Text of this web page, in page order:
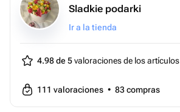
Sladkie podarki
Ir a la tienda
4.98 de 5valoraciones de los artículos
111 valoraciones • 83compras